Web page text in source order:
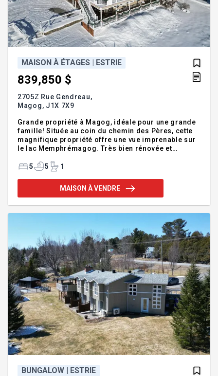
MAISON À ÉTAGES | ESTRIE
839,850 $
2705Z Rue Gendreau,
Magog, J1X 7X9
Grande propriété à Magog, idéale pour une grande
famille! Située au coin du chemin des Pères, cette
magnifique propriété offre une vue imprenable sur
le lac Memphrémagog. Très bien rénovée et
grandes chambres à coucher, chacune dotée de sa
parfaites pour offrir confort et intimité à chaque
membre de la famille. Addenda :En plus, deux
bureau, ou espace pour accueillir vos invités.
5 5 1
MAISON À VENDRE
BUNGALOW | ESTRIE